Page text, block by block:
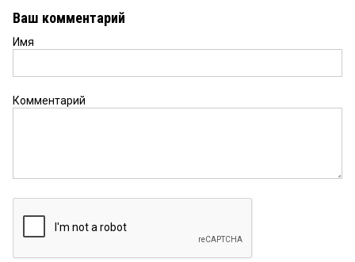
Ваш комментарий
Имя
Комментарий